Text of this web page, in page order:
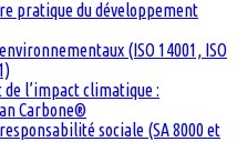
pratique du développement
(ISO 14001, ISO
de l’impact climatique :
Carbone®
sociale (SA 8000 et